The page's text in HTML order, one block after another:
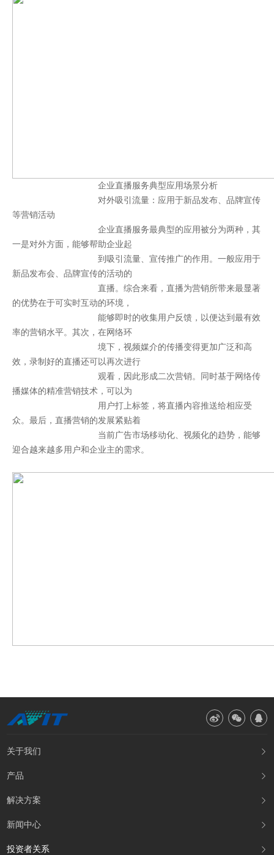
企业直播服务典型应用场景分析
对外吸引流量： 应用于新品发布、品牌宣传
等营销活动
企业直播服务最典型的应用被分为两种，其
一是对外方面，能够帮助企业起
到吸引流量、宣传推广的作用。一般应用于
新品发布会、品牌宣传的活动的
直播。综合来看，直播为营销所带来最显著
的优势在于可实时互动的环境，
能够即时的收集用户反馈，以便达到最有效
率的营销水平。其次，在网络环
境下，视频媒介的传播变得更加广泛和高
效，录制好的直播还可以再次进行
观看，因此形成二次营销。同时基于网络传
播媒体的精准营销技术，可以为
用户打上标签，将直播内容推送给相应受
众。最后，直播营销的发展紧贴着
当前广告市场移动化、视频化的趋势，能够
迎合越来越多用户和企业主的需求。
  
关于我们 
产品 
解决方案 
新闻中心 
投资者关系 